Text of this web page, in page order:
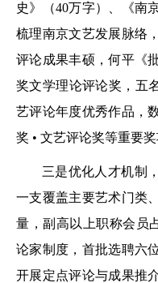
史》（40万字）、《南
梳理南京文艺发展脉络
评论成果丰硕，何平《
奖文学理论评论奖，五
艺评论年度优秀作品，
奖 • 文艺评论奖等重要奖
三是优化人才机制
一支覆盖主要艺术门类
量，副高以上职称会员
论家制度，首批选聘六
开展定点评论与成果推